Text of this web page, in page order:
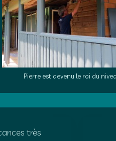
Pierre est devenu le roi du
très